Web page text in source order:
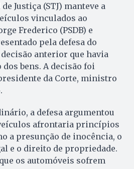
Justiça (STJ) manteve a
vinculados ao
Frederico (PSDB) e
pela defesa do
anterior que havia
bens. A decisão foi
da Corte, ministro
a defesa argumentou
afrontaria princípios
a presunção de inocência, o
e o direito de propriedade.
os automóveis sofrem